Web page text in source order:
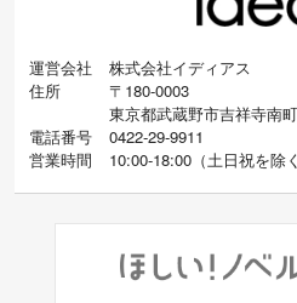
運営会社
株式会社イディアス
住所
〒180-0003
東京都武蔵野市吉祥寺南
電話番号
0422-29-9911
営業時間
10:00-18:00（土日祝を除